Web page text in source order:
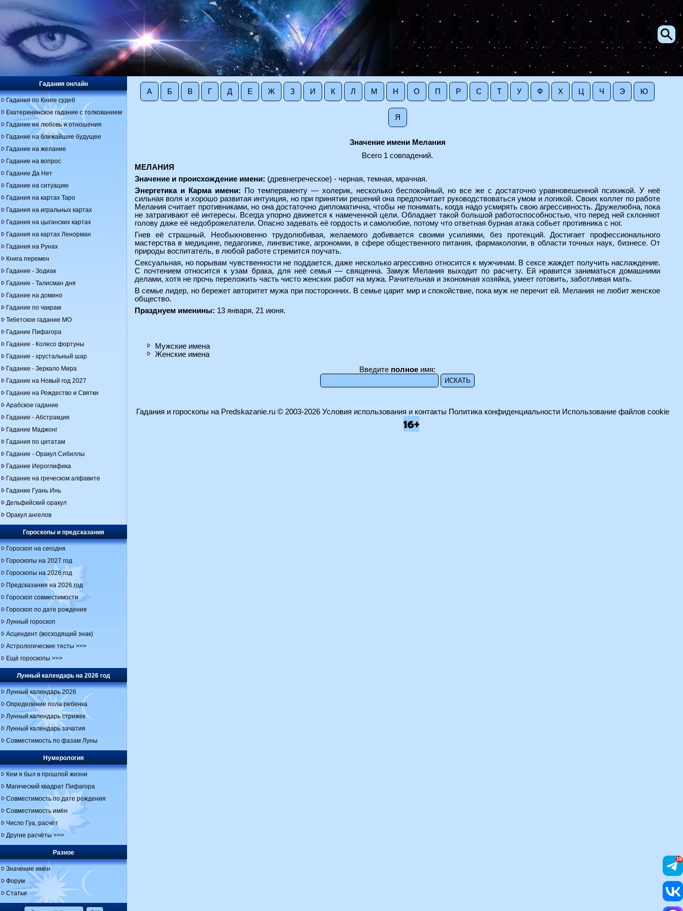
А Б В Г Д Е Ж З И К Л М Н О П Р С Т У Ф Х Ц Ч Э Ю
Я
Значение имени Мелания
Всего 1 совпадений.
МЕЛАНИЯ
Значение и происхождение имени: (древнегреческое) - черная, темная, мрачная.
Энергетика и Карма имени: По темпераменту — холерик, несколько беспокойный, но все же с достаточно уравновешенной психикой. У неё
сильная воля и хорошо развитая интуиция, но при принятии решений она предпочитает руководствоваться умом и логикой. Своих коллег по работе
Мелания считает противниками, но она достаточно дипломатична, чтобы не понимать, когда надо усмирять свою агрессивность. Дружелюбна, пока
не затрагивают её интересы. Всегда упорно движется к намеченной цели. Обладает такой большой работоспособностью, что перед ней склоняют
голову даже её недоброжелатели. Опасно задевать её гордость и самолюбие, потому что ответная бурная атака собьет противника с ног.
Гнев её страшный. Необыкновенно трудолюбивая, желаемого добивается своими усилиями, без протекций. Достигает профессионального
мастерства в медицине, педагогике, лингвистике, агрономии, в сфере общественного питания, фармакологии, в области точных наук, бизнесе. От
природы воспитатель, в любой работе стремится поучать.
Сексуальная, но порывам чувственности не поддается, даже несколько агрессивно относится к мужчинам. В сексе жаждет получить наслаждение.
С почтением относится к узам брака, для неё семья — священна. Замуж Мелания выходит по расчету. Ей нравится заниматься домашними
делами, хотя не прочь переложить часть чисто женских работ на мужа. Рачительная и экономная хозяйка, умеет готовить, заботливая мать.
В семье лидер, но бережет авторитет мужа при посторонних. В семье царит мир и спокойствие, пока муж не перечит ей. Мелания не любит женское
общество.
Празднуем именины: 13 января, 21 июня.
Мужские имена
Женские имена
Введите полное имя:
Гадания онлайн
Гадания по Книге судеб
Екатерининское гадание с толкованием
Гадание на любовь и отношения
Гадание на ближайшее будущее
Гадание на желание
Гадание на вопрос
Гадание Да Нет
Гадание на ситуацию
Гадания на картах Таро
Гадания на игральных картах
Гадания на цыганских картах
Гадания на картах Ленорман
Гадания на Рунах
Книга перемен
Гадание - Зодиак
Гадание - Талисман дня
Гадание на домино
Гадание по чакрам
Тибетское гадание МО
Гадание Пифагора
Гадание - Колесо фортуны
Гадание - хрустальный шар
Гадание - Зеркало Мира
Гадание на Новый год 2027
Гадание на Рождество и Святки
Арабское гадание
Гадание - Абстракция
Гадание Маджонг
Гадания по цитатам
Гадание - Оракул Сибиллы
Гадание Иероглифика
Гадание на греческом алфавите
Гадание Гуань Инь
Дельфийский оракул
Оракул ангелов
Гороскопы и предсказания
Гороскоп на сегодня
Гороскопы на 2027 год
Гороскопы на 2026 год
Предсказания на 2026 год
Гороскоп совместимости
Гороскоп по дате рождения
Лунный гороскоп
Асцендент (восходящий знак)
Астрологические тесты >>>
Ещё гороскопы >>>
Лунный календарь на 2026 год
Лунный календарь 2026
Определение пола ребенка
Лунный календарь стрижек
Лунный календарь зачатия
Совместимость по фазам Луны
Нумерология
Кем я был в прошлой жизни
Магический квадрат Пифагора
Совместимость по дате рождения
Совместимость имён
Число Гуа, расчёт
Другие расчёты >>>
Разное
Значение имён
Форум
Статьи
Гадания и гороскопы на Predskazanie.ru© 2003-2026 Условия использования и контакты Политика конфиденциальности Использование файлов cookie